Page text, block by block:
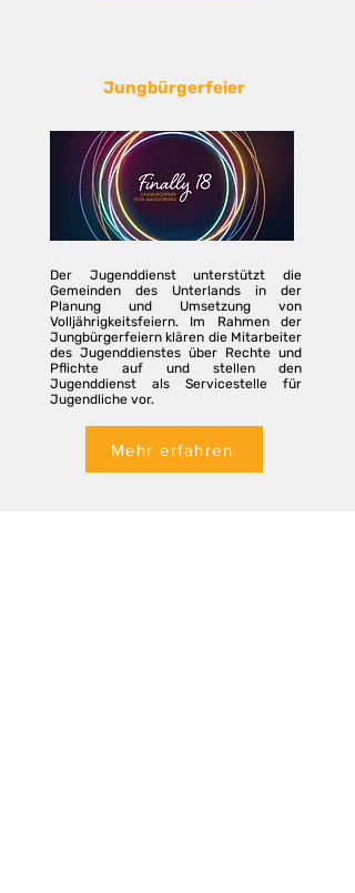
Der Jugenddienst unterstützt die
Gemeinden des Unterlands in der
Planung und Umsetzung von
Volljährigkeitsfeiern. Im Rahmen der
Jungbürgerfeiern klären die Mitarbeiter
des Jugenddienstes über Rechte und
Pflichte auf und stellen den
Jugenddienst als Servicestelle für
Jugendliche vor.
Jungbürgerfeier
Mehr erfahren